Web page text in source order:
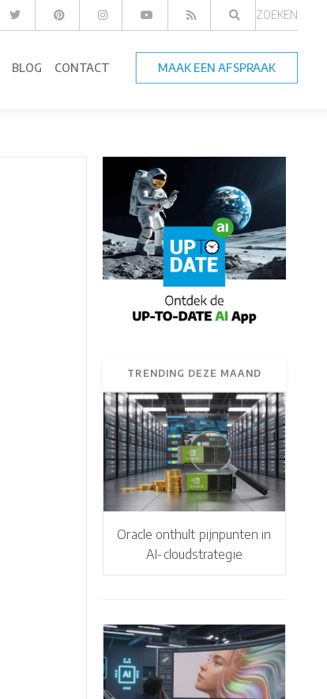
ZOEKEN
BLOG CONTACT MAAK EEN AFSPRAAK
TRENDING DEZE MAAND
Oracle onthult pijnpunten in
AI-cloudstrategie